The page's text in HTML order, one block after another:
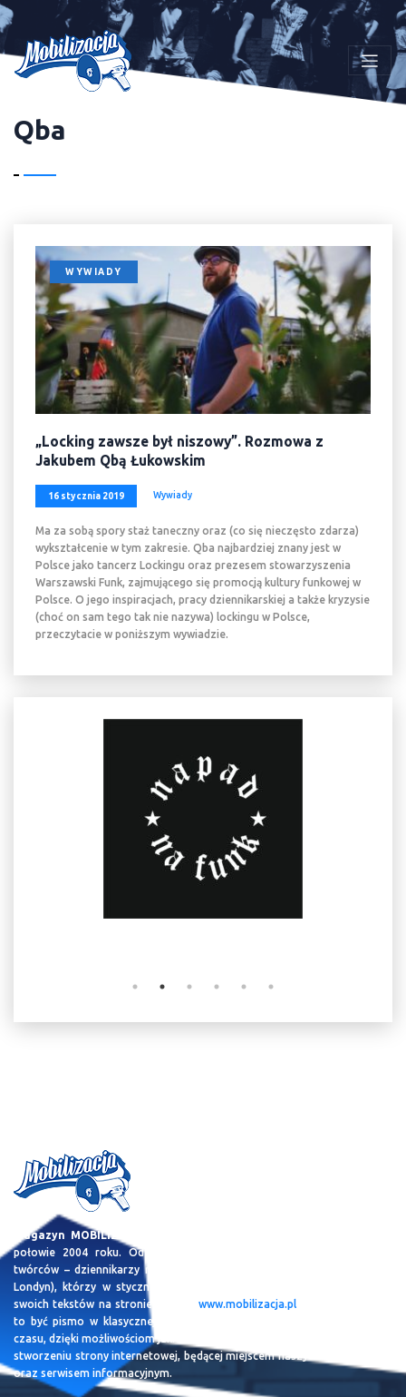
Qba
WYWIADY
„Locking zawsze był niszowy”. Rozmowa z
Jakubem Qbą Łukowskim
16 stycznia 2019 Wywiady
Ma za sobą spory staż taneczny oraz (co się nieczęsto zdarza)
wykształcenie w tym zakresie. Qba najbardziej znany jest w
Polsce jako tancerz Lockingu oraz prezesem stowarzyszenia
Warszawski Funk, zajmującego się promocją kultury funkowej w
Polsce. O jego inspiracjach, pracy dziennikarskiej a także kryzysie
(choć on sam tego tak nie nazywa) lockingu w Polsce,
przeczytacie w poniższym wywiadzie.
Magazyn MOBILIZACJA
połowie 2004 roku. Od tamtego czasu, zebraliśmy zespół młodych
twórców – dziennikarzy rozsianych po całej Polsce i nie tylko (Dublin,
Londyn), którzy w styczniu 2005 roku dostali możliwość publikowania
swoich tekstów na stronie serwisuwww.mobilizacja.pl
to być pismo w klasycznej – papierowej formie. Idąc jednak z duchem
czasu, dzięki możliwościom jakie daje dzisiaj Internet, zespół skupił się na
stworzeniu strony internetowej, będącej miejscem naszych rekomendacji
oraz serwisem informacyjnym.